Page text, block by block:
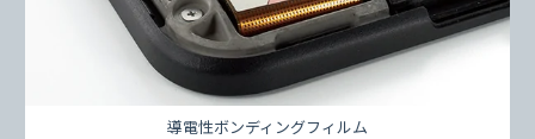
導電性ボンディングフィルム